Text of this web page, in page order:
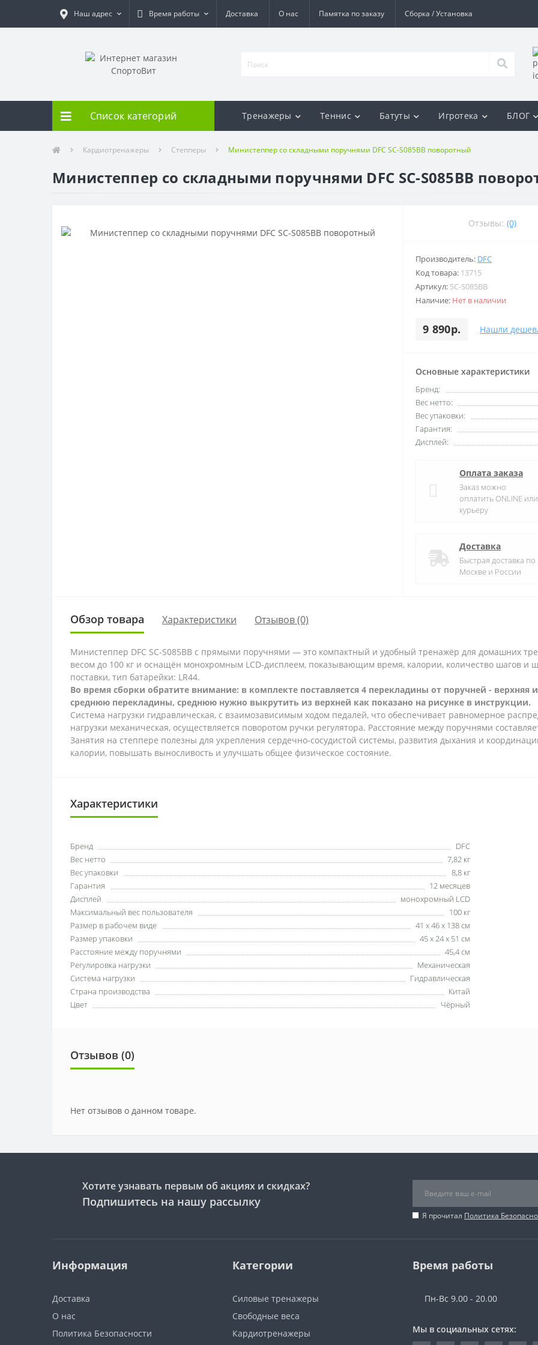
Наш адрес Время работы Доставка О нас Памятка по заказу Сборка / Установка
Список категорий Тренажеры Теннис Батуты Игротека БЛОГ
Кардиотренажеры Степперы Министеппер со складными поручнями DFC SC-S085BB поворотный
Министеппер со складными поручнями DFC SC-S085BB
Отзывы: (0)
Производитель: DFC
Код товара: 13715
Артикул: SC-S085BB
Наличие: Нет в наличии
9 890р. Нашли
Основные характеристики
Бренд:
Вес нетто:
Вес упаковки:
Гарантия:
Дисплей:
Оплата заказа
Заказ можно
оплатить ONLINE или
курьеру
Доставка
Быстрая доставка по
Москве и России
Обзор товара Характеристики Отзывов (0)
Министеппер DFC SC-S085BB с прямыми поручнями — это компактный и удобный тренажёр для домашних
весом до 100 кг и оснащён монохромным LCD-дисплеем, показывающим время, калории, количество шагов и
поставки, тип батарейки: LR44.
Во время сборки обратите внимание: в комплекте поставляется 4 перекладины от поручней -
среднюю перекладины, среднюю нужно выкрутить из верхней как показано на рисунке в инструкции.
Система нагрузки гидравлическая, с взаимозависимым ходом педалей, что обеспечивает равномерное
нагрузки механическая, осуществляется поворотом ручки регулятора. Расстояние между поручнями
Занятия на степпере полезны для укрепления сердечно-сосудистой системы, развития дыхания и
калории, повышать выносливость и улучшать общее физическое состояние.
Характеристики
Бренд
DFC
Вес нетто
7,82 кг
Вес упаковки
8,8 кг
Гарантия
12 месяцев
Дисплей
монохромный LCD
Максимальный вес пользователя
100 кг
Размер в рабочем виде
41 х 46 х 138 см
Размер упаковки
45 х 24 х 51 см
Расстояние между поручнями
45,4 см
Регулировка нагрузки
Механическая
Система нагрузки
Гидравлическая
Страна производства
Китай
Цвет
Чёрный
Отзывов (0)
Нет отзывов о данном товаре.
Хотите узнавать первым об акциях и скидках?
Подпишитесь на нашу рассылку
Я прочитал Политика
Информация
Доставка
О нас
Политика Безопасности
Категории
Силовые тренажеры
Свободные веса
Кардиотренажеры
Время работы
Пн-Вс 9.00 - 20.00
Мы в социальных сетях: